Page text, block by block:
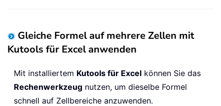
Gleiche Formel auf mehrere Zellen mit
Kutools für Excel anwenden
Mit installiertem Kutools für Excel können Sie das
Rechenwerkzeug nutzen, um dieselbe Formel
schnell auf Zellbereiche anzuwenden.